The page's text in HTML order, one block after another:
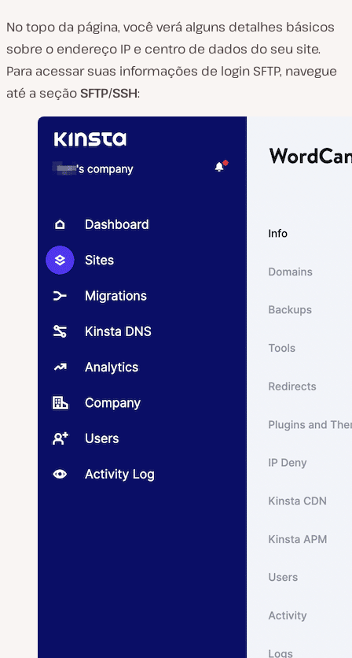
No topo da página, você verá alguns detalhes básicos
sobre o endereço IP e centro de dados do seu site.
Para acessar suas informações de login SFTP, navegue
até a seção SFTP/SSH: